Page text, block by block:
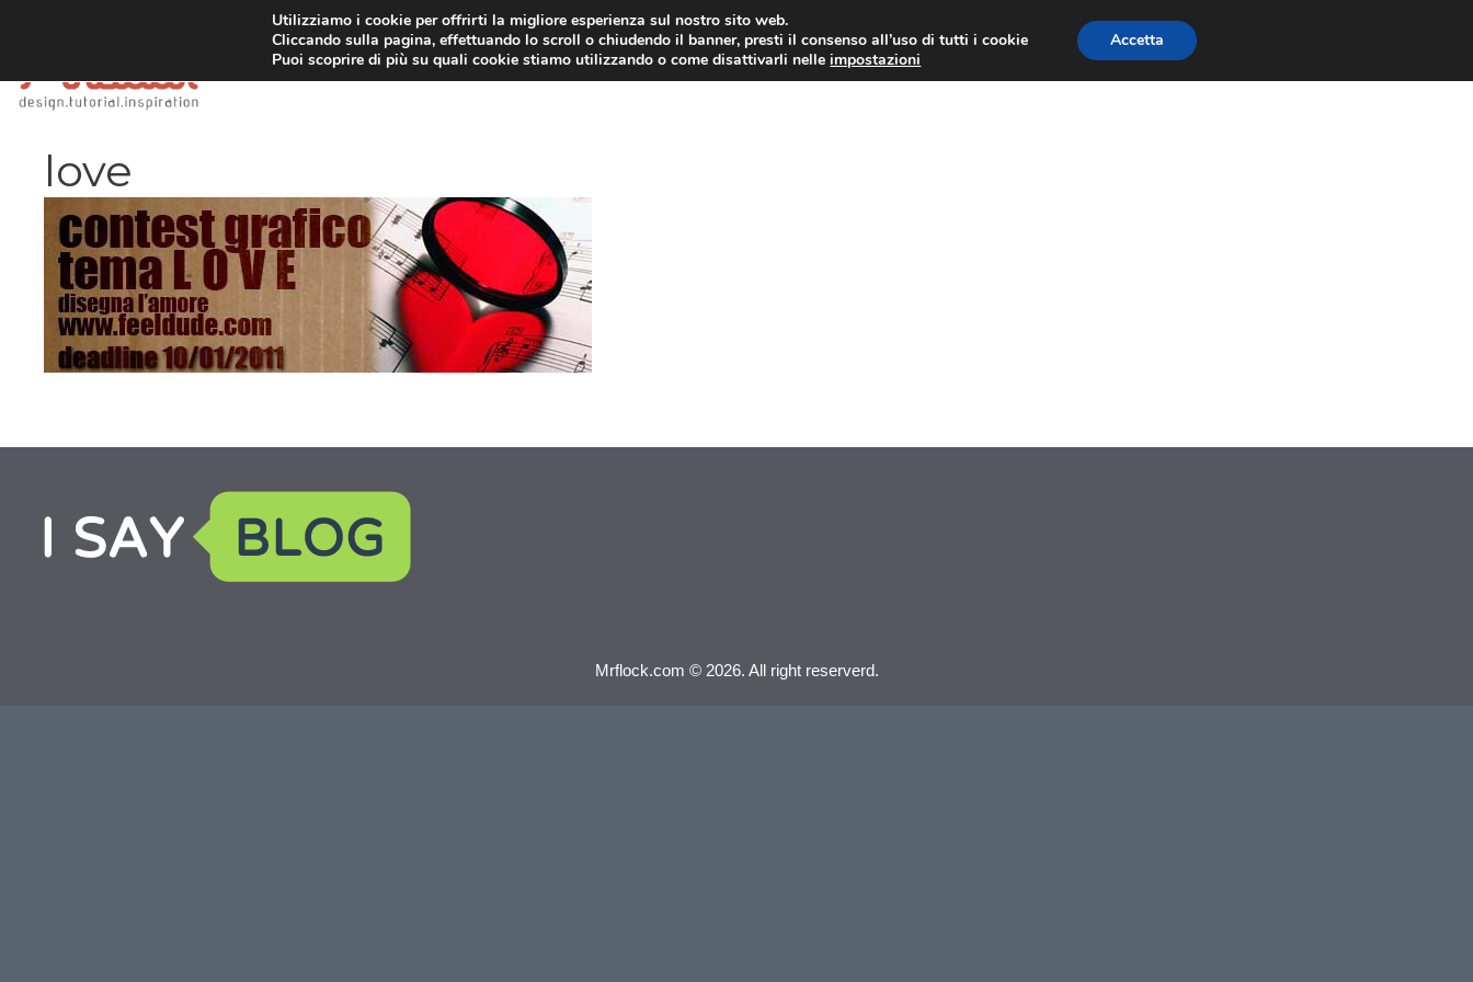
TUTORIAL WORDPRESS INSPIRATION CONCORSI DESIGN
love
Mrflock.com © 2026. All right reserverd.
Utilizziamo i cookie per offrirti la migliore esperienza sul nostro sito web.
Cliccando sulla pagina, effettuando lo scroll o chiudendo il banner, presti il consenso all’uso di tutti i cookie
Puoi scoprire di più su quali cookie stiamo utilizzando o come disattivarli nelleimpostazioni
Accetta